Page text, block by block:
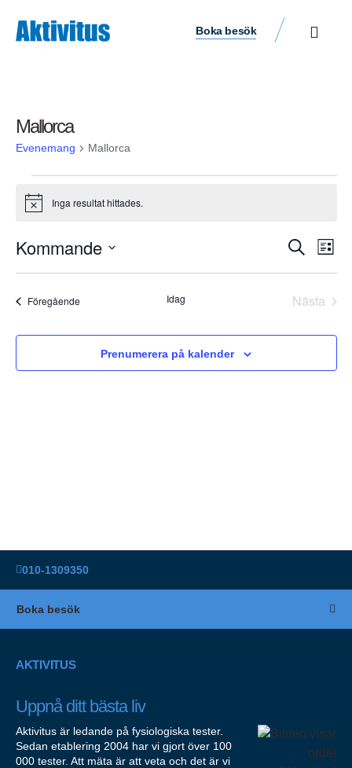
Boka besök
Mallorca
Evenemang Mallorca
Notis Inga resultat hittades.
Search
and
Sök
Lista
Kommande
FöregåendeEvenemang Idag
Nästa
Prenumerera på kalender
010-1309350
Boka besök
AKTIVITUS
Uppnå ditt bästa liv
Aktivitus är ledande på fysiologiska tester.
Sedan etablering 2004 har vi gjort över 100
000 tester. Att mäta är att veta och det är vi